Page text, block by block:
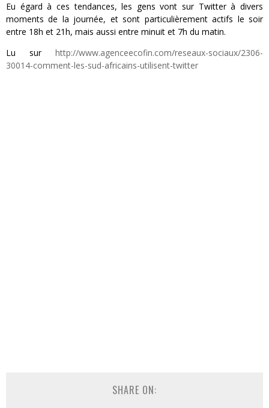
Eu égard à ces tendances, les gens vont sur Twitter à divers
moments de la journée, et sont particulièrement actifs le soir
entre 18h et 21h, mais aussi entre minuit et 7h du matin.
Lu sur
http://www.agenceecofin.com/reseaux-sociaux/2306-
30014-comment-les-sud-africains-utilisent-twitter
SHARE ON: